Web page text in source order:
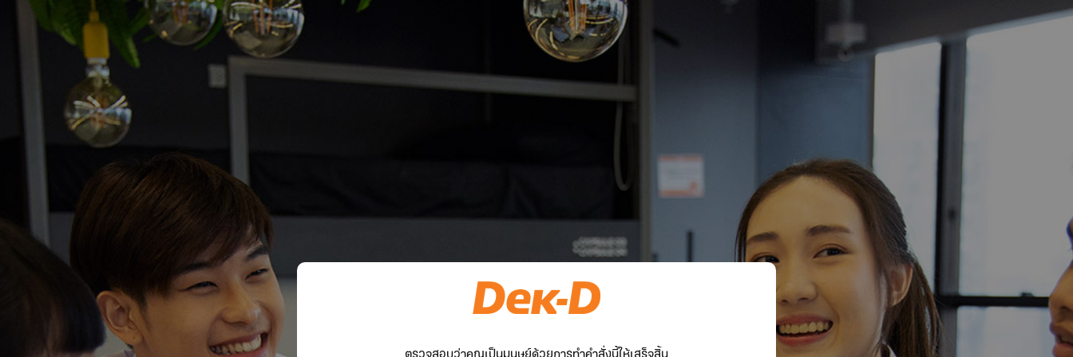
ตรวจสอบว่าคุณเป็นมนุษย์ด้วยการทำคำสั่งนี้ให้เสร็จสิ้น